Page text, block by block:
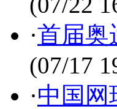
·首届奥
(07/17
·中国网